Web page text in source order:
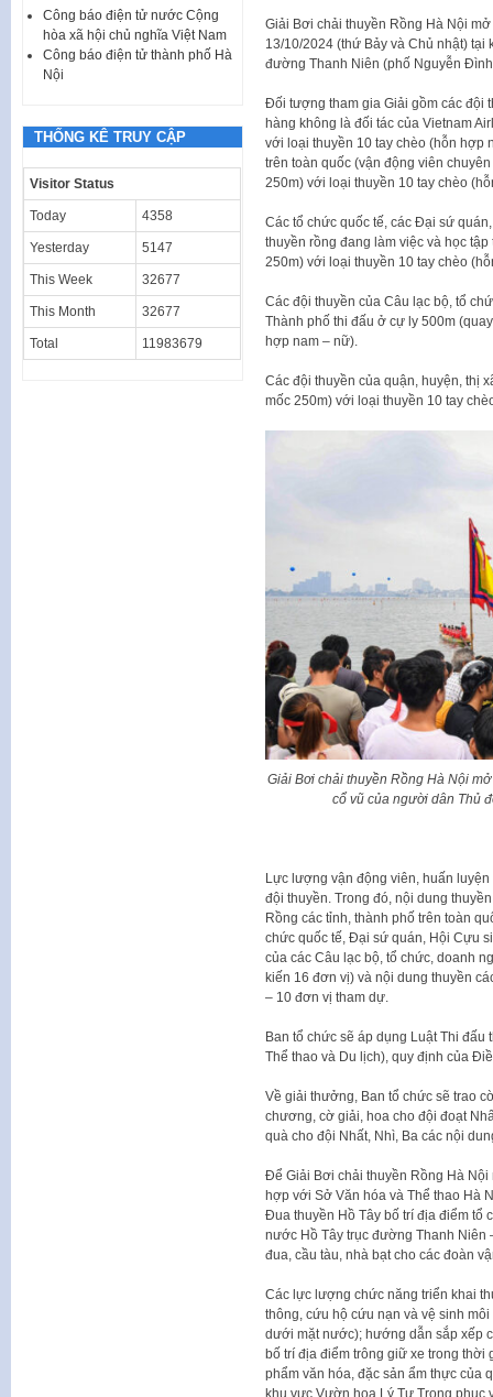
Giải Bơi chải thuyền Rồng Hà Nội
13/10/2024 (thứ Bảy và Chủ nhật)
đường Thanh Niên (phố Nguyễn
Đối tượng tham gia Giải gồm các đội
hàng không là đối tác của Vietnam
với loại thuyền 10 tay chèo (hỗn hợp
trên toàn quốc (vận động viên
250m) với loại thuyền 10 tay chèo
Các tổ chức quốc tế, các Đại sứ
thuyền rồng đang làm việc và học
250m) với loại thuyền 10 tay chèo
Các đội thuyền của Câu lạc bộ, tổ
Thành phố thi đấu ở cự ly 500m
hợp nam – nữ).
Các đội thuyền của quận, huyện, thị
mốc 250m) với loại thuyền 10 tay
Giải Bơi chải thuyền Rồng Hà Nội
cổ vũ của người dân Thủ
Lực lượng vận động viên, huấn
đội thuyền. Trong đó, nội dung
Rồng các tỉnh, thành phố trên toàn
chức quốc tế, Đại sứ quán, Hội Cựu
của các Câu lạc bộ, tổ chức, doanh
kiến 16 đơn vị) và nội dung thuyền
– 10 đơn vị tham dự.
Ban tổ chức sẽ áp dụng Luật Thi
Thể thao và Du lịch), quy định của
Về giải thưởng, Ban tổ chức sẽ trao
chương, cờ giải, hoa cho đội đoạt
quà cho đội Nhất, Nhì, Ba các nội
Để Giải Bơi chải thuyền Rồng Hà
hợp với Sở Văn hóa và Thể thao Hà
Đua thuyền Hồ Tây bố trí địa điểm tổ
nước Hồ Tây trục đường Thanh Niên
đua, cầu tàu, nhà bạt cho các đoàn
Các lực lượng chức năng triển khai
thông, cứu hộ cứu nạn và vệ sinh
dưới mặt nước); hướng dẫn sắp xếp
bố trí địa điểm trông giữ xe trong thời
phẩm văn hóa, đặc sản ẩm thực của
Công báo điện tử nước Cộng
hòa xã hội chủ nghĩa Việt Nam
Công báo điện tử thành phố Hà
Nội
THỐNG KÊ TRUY CẬP
Visitor Status
Today 4358
Yesterday 5147
This Week 32677
This Month 32677
Total 11983679